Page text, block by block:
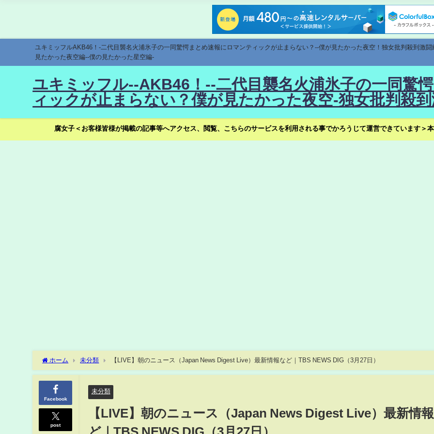
ユキミッフルAKB46！-二代目襲名火浦氷子の一同驚愕まとめ速報にロマンティックが止まらない？--僕が見たかった夜空！独女批判殺到激
見たかった夜空編--僕の見たかった星空編-
ユキミッフル--AKB46！--二代目襲名火浦氷子の一同驚
ィックが止まらない？僕が見たかった夜空-独女批判殺
腐女子＜お客様皆様が掲載の記事等へアクセス、閲覧、こちらのサービスを利用される事でかろうじて運営できています＞
ホーム 未分類 【LIVE】朝のニュース（Japan News Digest Live）最新情報など｜TBS NEWS DIG（3月27日）
Facebook
post
未分類
【LIVE】朝のニュース（Japan News Digest Live）最新情
ど｜TBS NEWS DIG（3月27日）